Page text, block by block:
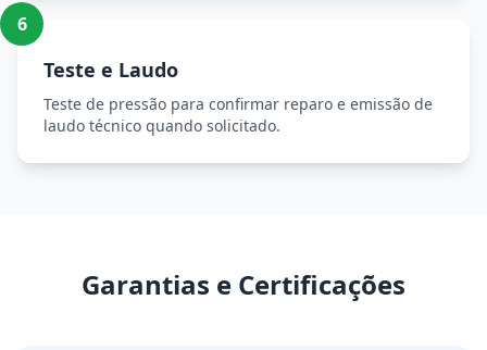
6
Teste e Laudo
Teste de pressão para confirmar reparo e emissão de
laudo técnico quando solicitado.
Garantias e Certificações